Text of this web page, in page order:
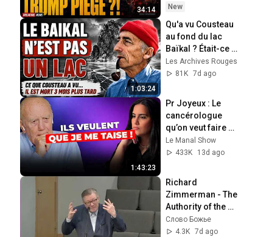
34:14
New
1:03:24
Qu'a vu Cousteau
au fond du lac
Baïkal ? Était-ce
caché en URSS ?
Les Archives Rouges
81K 7d ago
1:43:23
Pr Joyeux : Le
cancérologue
qu’on veut faire
TAIRE ! Cette mode
augmente le risque
Le Manal Show
433K
13d ago
Richard
Zimmerman - The
Authority of the
Word of God in the
Lives of Teachers
Слово Божье
4.3K 7d ago